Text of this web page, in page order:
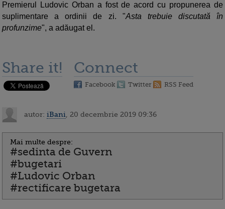
Premierul Ludovic Orban a fost de acord cu propunerea de
suplimentare a ordinii de zi. "Asta trebuie discutată în
profunzime", a adăugat el.
Share it! Connect
Facebook Twitter RSS Feed
autor: iBani , 20 decembrie 2019 09:36
Mai multe despre:
#sedinta de Guvern
#bugetari
#Ludovic Orban
#rectificare bugetara